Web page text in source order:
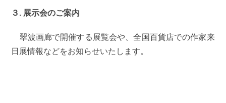
３. 展示会のご案内
翠波画廊で開催する展覧会や、全国百貨店での作家来
日展情報などをお知らせいたします。